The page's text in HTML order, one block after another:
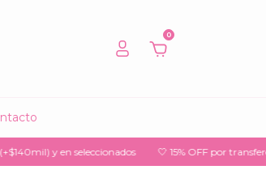
0
seleccionados 🤍 15% OFF por transferencia 🤍 3